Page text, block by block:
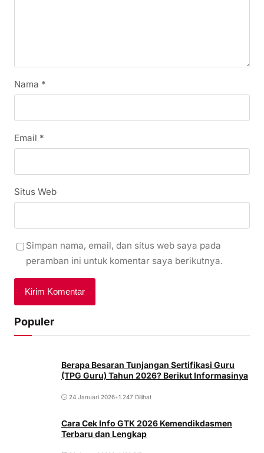
Nama *
Email *
Situs Web
Simpan nama, email, dan situs web saya pada
peramban ini untuk komentar saya berikutnya.
Populer
Berapa Besaran Tunjangan Sertifikasi Guru
(TPG Guru) Tahun 2026? Berikut Informasinya
24 Januari 2026•1.247 Dilihat
Cara Cek Info GTK 2026 Kemendikdasmen
Terbaru dan Lengkap